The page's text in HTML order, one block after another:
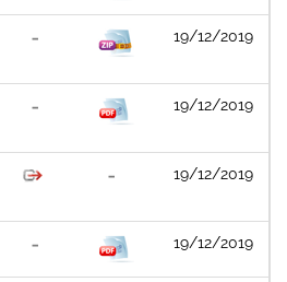
19/12/2019
19/12/2019
19/12/2019
19/12/2019